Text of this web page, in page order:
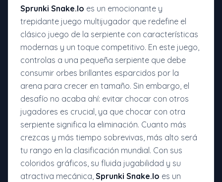
Sprunki Snake.Io es un emocionante y
trepidante juego multijugador que redefine el
clásico juego de la serpiente con características
modernas y un toque competitivo. En este juego,
controlas a una pequeña serpiente que debe
consumir orbes brillantes esparcidos por la
arena para crecer en tamaño. Sin embargo, el
desafío no acaba ahí: evitar chocar con otros
jugadores es crucial, ya que chocar con otra
serpiente significa la eliminación. Cuanto más
crezcas y más tiempo sobrevivas, más alto será
tu rango en la clasificación mundial. Con sus
coloridos gráficos, su fluida jugabilidad y su
atractiva mecánica, Sprunki Snake.Io es un